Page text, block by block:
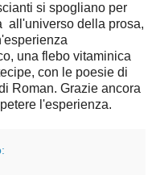
si spogliano per
all'universo della prosa,
una flebo vitaminica
con le poesie di
Roman. Grazie ancora
l'esperienza.